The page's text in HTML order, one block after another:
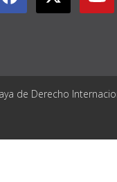
de Derecho